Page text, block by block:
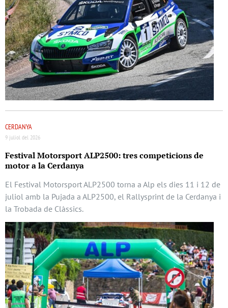
CERDANYA
9 juliol del 2026
Festival Motorsport ALP2500: tres competicions de
motor a la Cerdanya
El Festival Motorsport ALP2500 torna a Alp els dies 11 i 12 de
juliol amb la Pujada a ALP2500, el Rallysprint de la Cerdanya i
la Trobada de Clàssics.